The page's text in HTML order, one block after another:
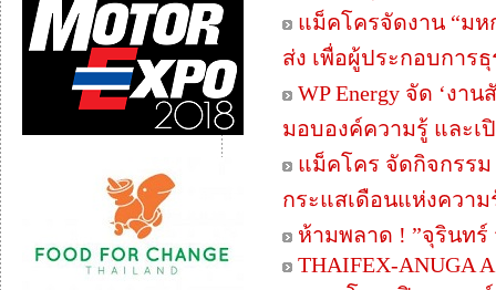
แม็คโครจัดงาน “มห
ส่ง เพื่อผู้ประกอบการ
WP Energy จัด ‘ง
มอบองค์ความรู้ และเ
แม็คโคร จัดกิจกรรม
กระแสเดือนแห่งควา
ห้ามพลาด ! ”จุรินทร์
THAIFEX-ANUGA